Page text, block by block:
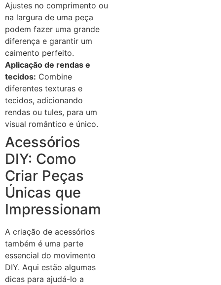
Ajustes no comprimento ou
na largura de uma peça
podem fazer uma grande
diferença e garantir um
caimento perfeito.
Aplicação de rendas e
tecidos: Combine
diferentes texturas e
tecidos, adicionando
rendas ou tules, para um
visual romântico e único.
Acessórios
DIY: Como
Criar Peças
Únicas que
Impressionam
A criação de acessórios
também é uma parte
essencial do movimento
DIY. Aqui estão algumas
dicas para ajudá-lo a